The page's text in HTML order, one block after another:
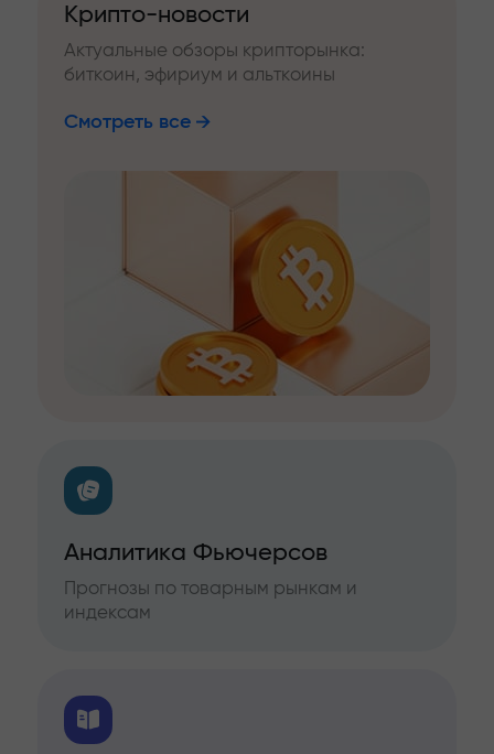
Крипто-новости
Актуальные обзоры крипторынка:
биткоин, эфириум и альткоины
Смотреть все
Аналитика Фьючерсов
Прогнозы по товарным рынкам и
индексам